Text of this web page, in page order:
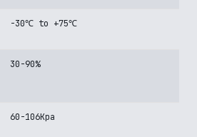
-30℃ to +75℃
30-90%
60-106Kpa